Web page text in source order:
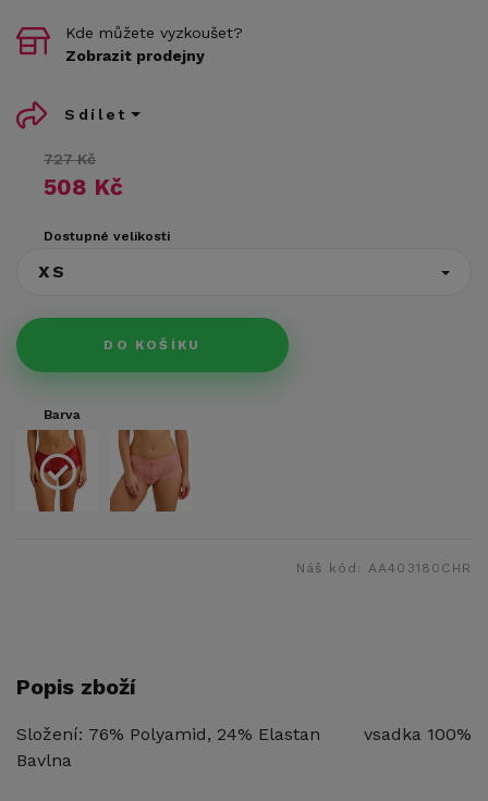
727 Kč
508 Kč
Dostupné velikosti
XS
DO KOŠÍKU
Kde můžete vyzkoušet?
Zobrazit prodejny
Sdílet
Barva
Náš kód: AA403180CHR
Popis zboží
Složení: 76% Polyamid, 24% Elastan vsadka 100%
Bavlna